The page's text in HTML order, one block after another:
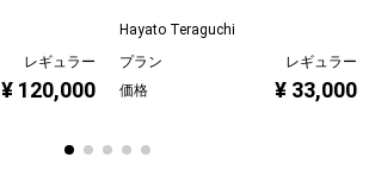
レギュラー
¥ 120,000
Hayato Teraguchi
プラン
レギュラー
価格
¥ 33,000